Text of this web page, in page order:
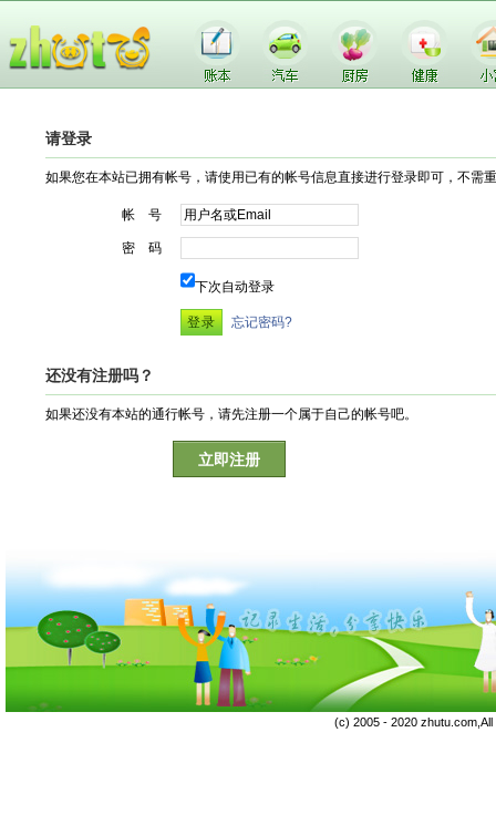
请登录
如果您在本站已拥有帐号，请使用已有的帐号信息直接进行登录即可，不需
帐 号
密 码
下次自动登录
忘记密码?
还没有注册吗？
如果还没有本站的通行帐号，请先注册一个属于自己的帐号吧。
立即注册
(c) 2005 - 2020